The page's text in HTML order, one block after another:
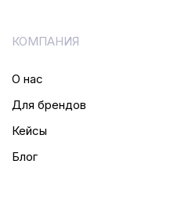
КОМПАНИЯ
О нас
Для брендов
Кейсы
Блог